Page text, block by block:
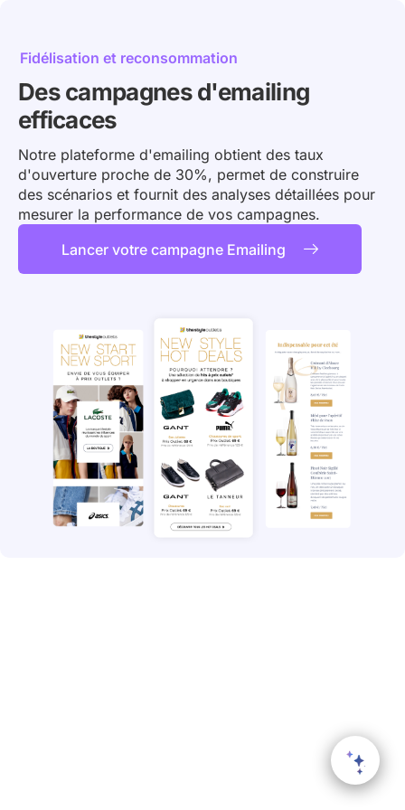
Fidélisation et reconsommation
Des campagnes d'emailing
efficaces
Notre plateforme d'emailing obtient des taux
d'ouverture proche de 30%, permet de construire
des scénarios et fournit des analyses détaillées pour
mesurer la performance de vos campagnes.
Lancer votre campagne Emailing